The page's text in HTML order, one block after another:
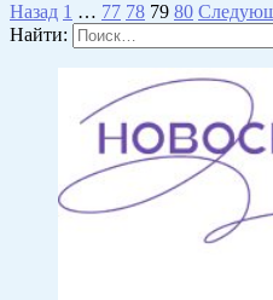
Назад 1 … 77 78 79 80
Найти: